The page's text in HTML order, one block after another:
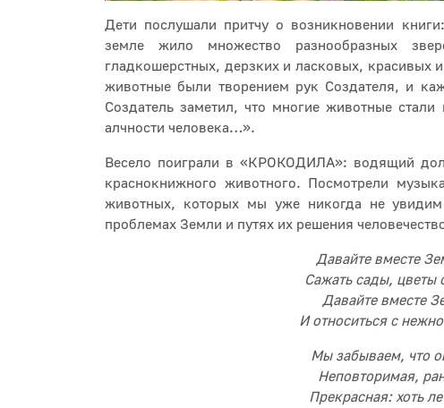
Дети послушали притчу о возникновении
земле жило множество разнообразных
гладкошерстных, дерзких и ласковых, красивых
животные были творением рук Создателя, и
Создатель заметил, что многие животные
алчности человека…».
Весело поиграли в «КРОКОДИЛА»: водящий
краснокнижного животного. Посмотрели
животных, которых мы уже никогда не увидим
проблемах Земли и путях их решения
Давайте вместе
Сажать сады, цветы
Давайте вместе
И относиться с
Мы забываем, что
Неповторимая,
Прекрасная: хоть